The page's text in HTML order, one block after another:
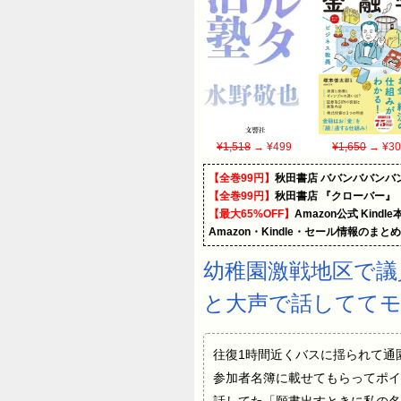
¥1,518 → ¥499 ¥1,650→
【全巻99円】 秋田書店 ババンババンバ
【全巻99円】 秋田書店 『クローバー』
【最大65%OFF】 Amazon公式 Kindle
Amazon・Kindle・セール情報のまと
幼稚園激戦地区で
と大声で話してて
往復1時間近くバスに揺られて
参加者名簿に載せてもらってポ